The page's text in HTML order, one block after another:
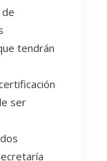
tendrán
ser